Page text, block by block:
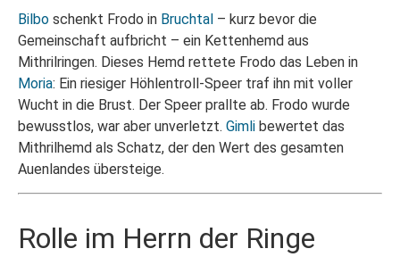
Bilbo schenkt Frodo in Bruchtal – kurz bevor die
Gemeinschaft aufbricht – ein Kettenhemd aus
Mithrilringen. Dieses Hemd rettete Frodo das Leben in
Moria: Ein riesiger Höhlentroll-Speer traf ihn mit voller
Wucht in die Brust. Der Speer prallte ab. Frodo wurde
bewusstlos, war aber unverletzt. Gimli bewertet das
Mithrilhemd als Schatz, der den Wert des gesamten
Auenlandes übersteige.
Rolle im Herrn der Ringe